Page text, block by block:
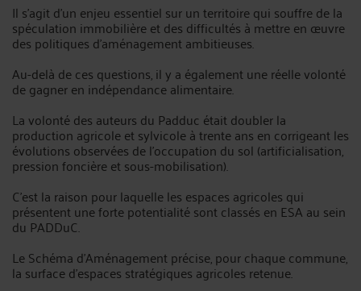
Il s'agit d'un enjeu essentiel sur un territoire qui souffre de la
spéculation immobilière et des difficultés à mettre en œuvre
des politiques d'aménagement ambitieuses.
Au-delà de ces questions, il y a également une réelle volonté
de gagner en indépendance alimentaire.
La volonté des auteurs du Padduc était doubler la
production agricole et sylvicole à trente ans en corrigeant les
évolutions observées de l’occupation du sol (artificialisation,
pression foncière et sous-mobilisation).
C'est la raison pour laquelle les espaces agricoles qui
présentent une forte potentialité sont classés en ESA au sein
du PADDuC.
Le Schéma d'Aménagement précise, pour chaque commune,
la surface d’espaces stratégiques agricoles retenue.